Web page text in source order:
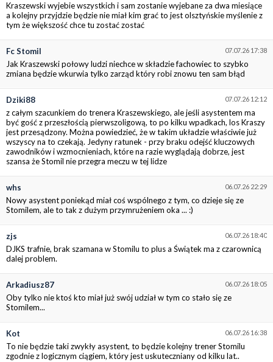
Kraszewski wyjebie wszystkich i sam zostanie wyjebane za dwa miesiące
a kolejny przyjdzie będzie nie miał kim grać to jest olsztyńskie myślenie z
tym że większość chce tu zostać zostać
07.07.26 17:38
Fc Stomil
Jak Kraszewski połowy ludzi niechce w składzie fachowiec to szybko
zmiana będzie wkurwia tylko zarząd który robi znowu ten sam błąd
07.07.26 12:12
Dziki88
z całym szacunkiem do trenera Kraszewskiego, ale jeśli asystentem ma
być gość z przeszłością pierwszoligową, to po kilku wpadkach, los Kraszy
jest przesądzony. Można powiedzieć, że w takim układzie właściwie już
wszyscy na to czekają. Jedyny ratunek - przy braku odejść kluczowych
zawodników i wzmocnieniach, które na razie wyglądają dobrze, jest
szansa że Stomil nie przegra meczu w tej lidze
06.07.26 22:29
whs
Nowy asystent poniekąd miał coś wspólnego z tym, co dzieje się ze
Stomilem, ale to tak z dużym przymrużeniem oka ... :)
06.07.26 18:40
zjs
DJKS trafnie, brak szamana w Stomilu to plus a Świątek ma z czarownicą
dalej problem.
06.07.26 18:05
Arkadiusz87
Oby tylko nie ktoś kto miał już swój udział w tym co stało się ze
Stomilem...
06.07.26 16:38
Kot
To nie będzie taki zwykły asystent, to będzie kolejny trener Stomilu
zgodnie z logicznym ciągiem, który jest uskuteczniany od kilku lat..